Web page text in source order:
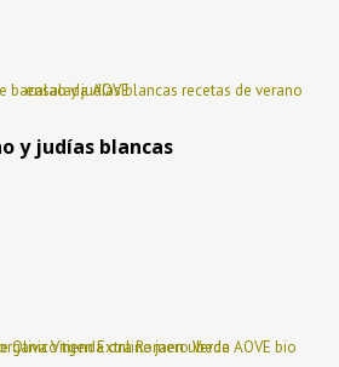
y judías blancas